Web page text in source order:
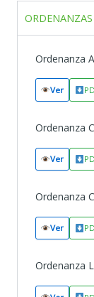
Ordenanza
Ver
Ordenanza
Ver
Ordenanza
Ver
Ordenanza